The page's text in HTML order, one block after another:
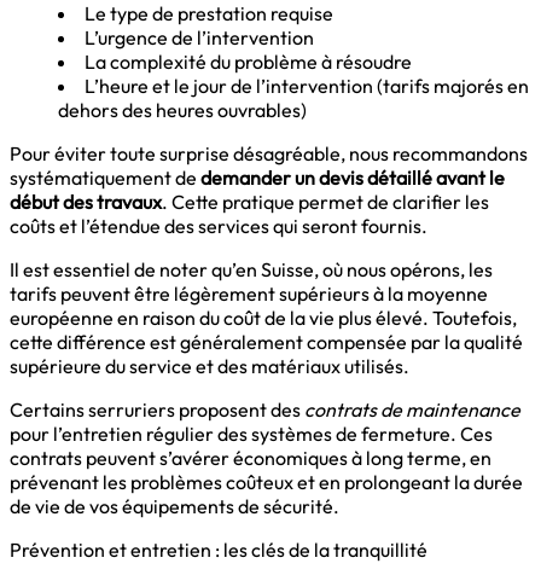
Le type de prestation requise
L’urgence de l’intervention
La complexité du problème à résoudre
L’heure et le jour de l’intervention (tarifs majorés en
dehors des heures ouvrables)
Pour éviter toute surprise désagréable, nous recommandons
systématiquement de demander un devis détaillé avant le
début des travaux. Cette pratique permet de clarifier les
coûts et l’étendue des services qui seront fournis.
Il est essentiel de noter qu’en Suisse, où nous opérons, les
tarifs peuvent être légèrement supérieurs à la moyenne
européenne en raison du coût de la vie plus élevé. Toutefois,
cette différence est généralement compensée par la qualité
supérieure du service et des matériaux utilisés.
Certains serruriers proposent des contrats de maintenance
pour l’entretien régulier des systèmes de fermeture. Ces
contrats peuvent s’avérer économiques à long terme, en
prévenant les problèmes coûteux et en prolongeant la durée
de vie de vos équipements de sécurité.
Prévention et entretien : les clés de la tranquillité